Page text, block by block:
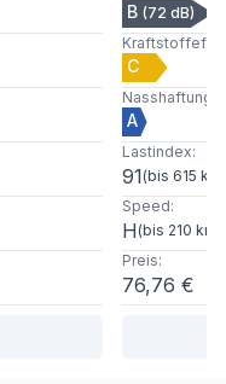
B (72 dB)
C
Nasshaftung
A
Lastindex:
91(bis 615 kg
Speed:
H (bis 210 km/
Preis:
76,76 €